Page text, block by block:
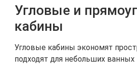
Угловые и
кабины
Угловые кабины экономят
подходят для небольших